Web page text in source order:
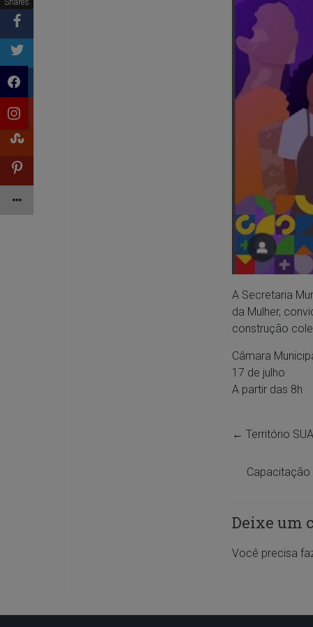
A Secretaria
da Mulher,
construção
Câmara
17 de julho
A partir das 8h
← Território
Capacitação
Deixe um
Você precisa
Shares